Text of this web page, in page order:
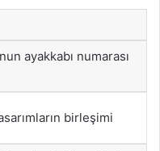
ayakkabı numarası
birleşimi